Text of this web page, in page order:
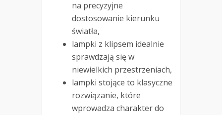
na precyzyjne
dostosowanie kierunku
światła,
lampki z klipsem idealnie
sprawdzają się w
niewielkich przestrzeniach,
lampki stojące to klasyczne
rozwiązanie, które
wprowadza charakter do